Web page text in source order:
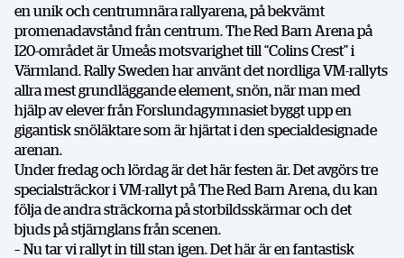
en unik och centrumnära rallyarena, på bekvämt
promenadavstånd från centrum. The Red Barn Arena på
I20-området är Umeås motsvarighet till “Colins Crest” i
Värmland. Rally Sweden har använt det nordliga VM-rallyts
allra mest grundläggande element, snön, när man med
hjälp av elever från Forslundagymnasiet byggt upp en
gigantisk snöläktare som är hjärtat i den specialdesignade
arenan.
Under fredag och lördag är det här festen är. Det avgörs tre
specialsträckor i VM-rallyt på The Red Barn Arena, du kan
följa de andra sträckorna på storbildsskärmar och det
bjuds på stjärnglans från scenen.
– Nu tar vi rallyt in till stan igen. Det här är en fantastisk